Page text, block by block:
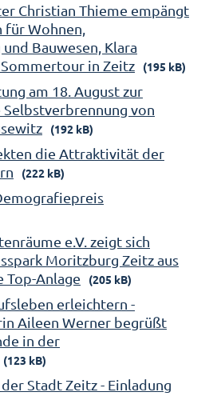
Christian Thieme empängt
Wohnen,
Bauwesen, Klara
in Zeitz
(195 kB)
am 18. August zur
Selbstverbrennung von
(192 kB)
die Attraktivität der
(222 kB)
e.V. zeigt sich
Moritzburg Zeitz aus
Top-Anlage
(205 kB)
erleichtern -
Aileen Werner begrüßt
in der
(123 kB)
Stadt Zeitz - Einladung